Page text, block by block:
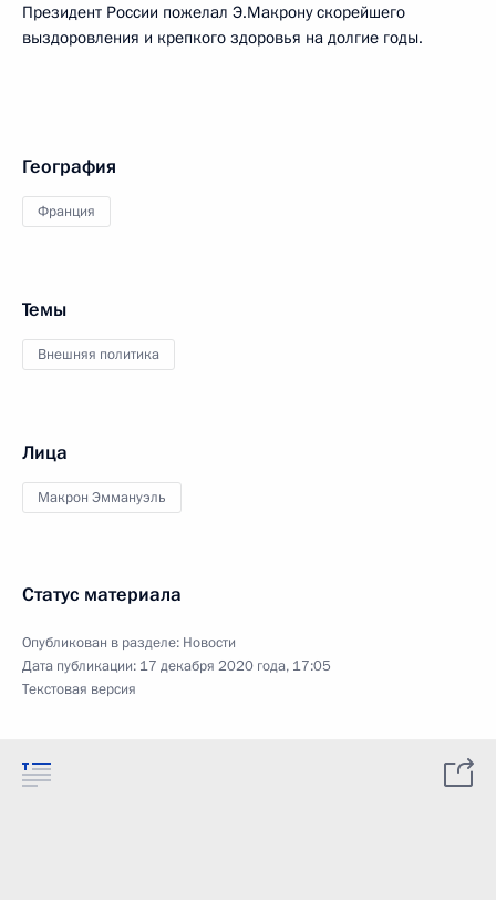
Президент России пожелал Э.Макрону скорейшего
выздоровления и крепкого здоровья на долгие годы.
География
Франция
Темы
Внешняя политика
Лица
Макрон Эммануэль
Статус материала
Опубликован в разделе: Новости
Дата публикации: 17 декабря 2020 года, 17:05
Текстовая версия